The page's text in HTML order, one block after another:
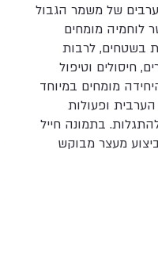
של משמר הגבול
לוחמיה מומחים
בשטחים, לרבות
חיסולים וטיפול
מומחים במיוחד
ופעולות
בתמונה חייל
מעצר מבוקש